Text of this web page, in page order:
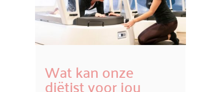
Wat kan onze
diëtist voor jou